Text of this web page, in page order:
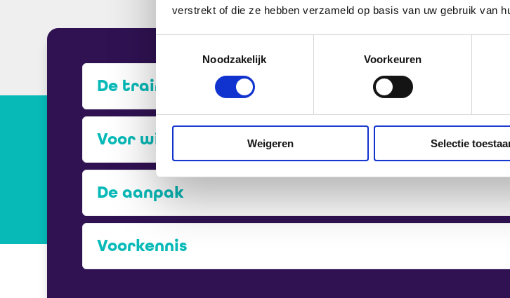
verstrekt of die ze hebben verzameld op basis van uw gebruik van
Noodzakelijk
Voorkeuren
Weigeren Selectie
De training
Voor wie
De aanpak
Voorkennis